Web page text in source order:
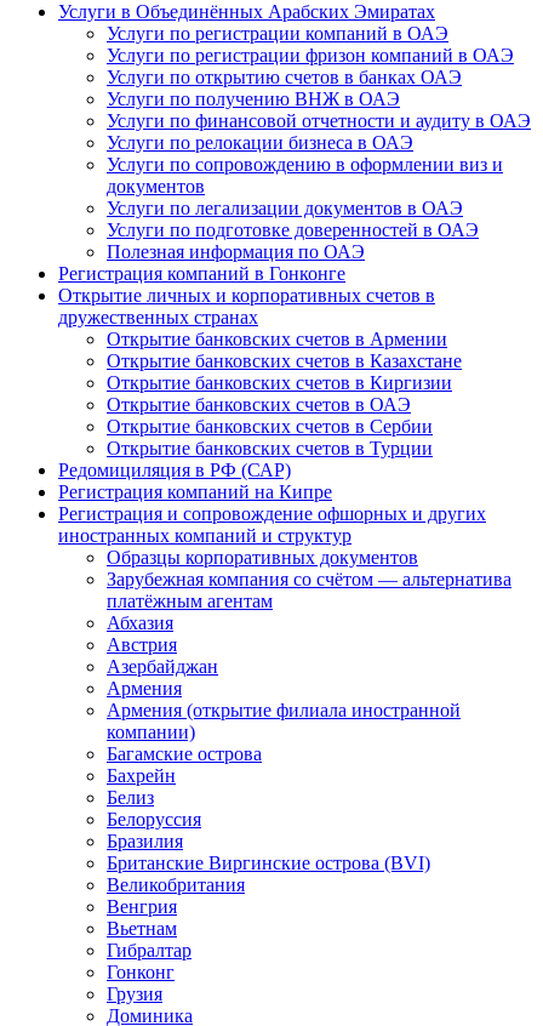
Услуги в Объединённых Арабских Эмиратах
Услуги по регистрации компаний в ОАЭ
Услуги по регистрации фризон компаний в ОАЭ
Услуги по открытию счетов в банках ОАЭ
Услуги по получению ВНЖ в ОАЭ
Услуги по финансовой отчетности и аудиту в ОАЭ
Услуги по релокации бизнеса в ОАЭ
Услуги по сопровождению в оформлении виз и
документов
Услуги по легализации документов в ОАЭ
Услуги по подготовке доверенностей в ОАЭ
Полезная информация по ОАЭ
Регистрация компаний в Гонконге
Открытие личных и корпоративных счетов в
дружественных странах
Открытие банковских счетов в Армении
Открытие банковских счетов в Казахстане
Открытие банковских счетов в Киргизии
Открытие банковских счетов в ОАЭ
Открытие банковских счетов в Сербии
Открытие банковских счетов в Турции
Редомициляция в РФ (САР)
Регистрация компаний на Кипре
Регистрация и сопровождение офшорных и других
иностранных компаний и структур
Образцы корпоративных документов
Зарубежная компания со счётом — альтернатива
платёжным агентам
Абхазия
Австрия
Азербайджан
Армения
Армения (открытие филиала иностранной
компании)
Багамские острова
Бахрейн
Белиз
Белоруссия
Бразилия
Британские Виргинские острова (BVI)
Великобритания
Венгрия
Вьетнам
Гибралтар
Гонконг
Грузия
Доминика